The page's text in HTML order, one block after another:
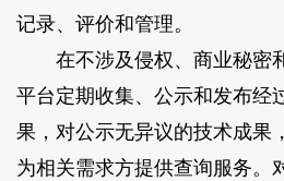
记录、评价和管理。
在不涉及侵权、商业秘密和
平台定期收集、公示和发布经
果，对公示无异议的技术成果
为相关需求方提供查询服务。